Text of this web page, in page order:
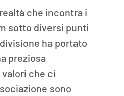
che incontra i
sotto diversi punti
ha portato
preziosa
che ci
sono